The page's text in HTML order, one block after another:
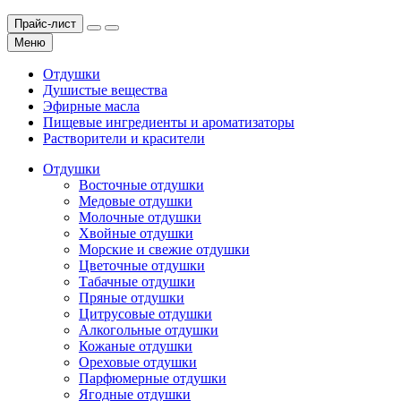
Прайс-лист
Меню
Отдушки
Душистые вещества
Эфирные масла
Пищевые ингредиенты и ароматизаторы
Растворители и красители
Отдушки
Восточные отдушки
Медовые отдушки
Молочные отдушки
Хвойные отдушки
Морские и свежие отдушки
Цветочные отдушки
Табачные отдушки
Пряные отдушки
Цитрусовые отдушки
Алкогольные отдушки
Кожаные отдушки
Ореховые отдушки
Парфюмерные отдушки
Ягодные отдушки